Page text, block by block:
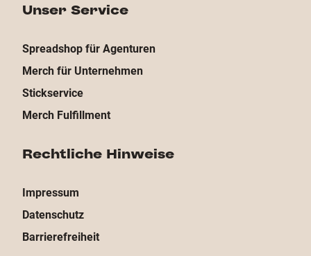
Unser Service
Spreadshop für Agenturen
Merch für Unternehmen
Stickservice
Merch Fulfillment
Rechtliche Hinweise
Impressum
Datenschutz
Barrierefreiheit